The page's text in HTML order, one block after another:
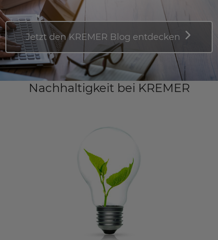
Jetzt den KREMER Blog entdecken
Nachhaltigkeit bei KREMER